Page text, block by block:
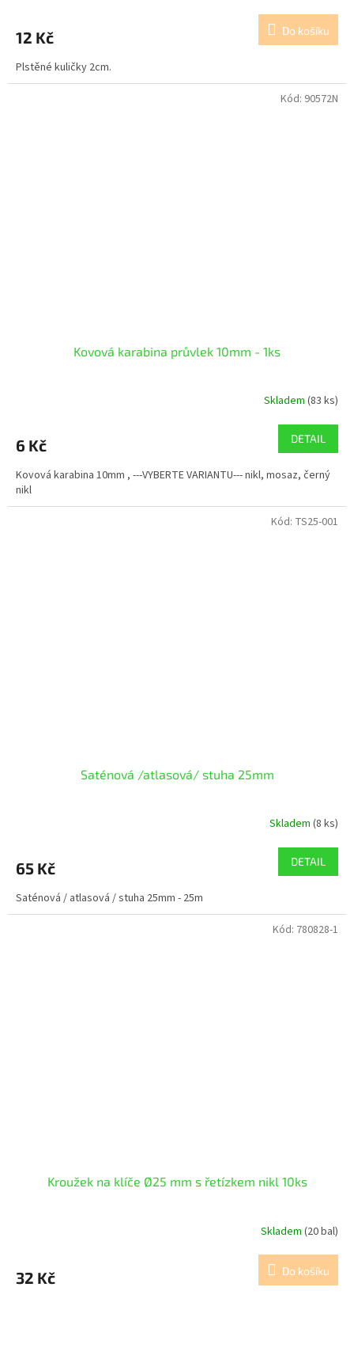
12 Kč Do košíku
Plstěné kuličky 2cm.
Kovová karabina průvlek 10mm - 1ks
Skladem (83 ks)
6 Kč DETAIL
Kovová karabina 10mm , ---VYBERTE VARIANTU--- nikl, mosaz, černý
nikl
Kód: 90572N
Saténová /atlasová/ stuha 25mm
Skladem (8 ks)
65 Kč DETAIL
Saténová / atlasová / stuha 25mm - 25m
Kód: TS25-001
Kroužek na klíče Ø25 mm s řetízkem nikl 10ks
Skladem (20 bal)
32 Kč Do košíku
Kód: 780828-1